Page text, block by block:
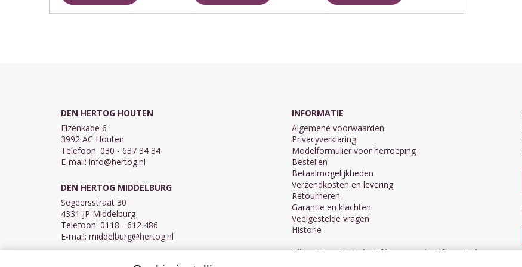
waar ...
DEN HERTOG HOUTEN
Elzenkade 6
3992 AC Houten
Telefoon: 030 - 637 34 34
E-mail: info@hertog.nl
DEN HERTOG MIDDELBURG
Segeersstraat 30
4331 JP Middelburg
Telefoon: 0118 - 612 486
E-mail: middelburg@hertog.nl
INFORMATIE
Algemene voorwaarden
Privacyverklaring
Modelformulier voor herroeping
Bestellen
Betaalmogelijkheden
Verzendkosten en levering
Retourneren
Garantie en klachten
Veelgestelde vragen
Historie
Alle prijzen zijn inclusief btw en exclusief eventuele